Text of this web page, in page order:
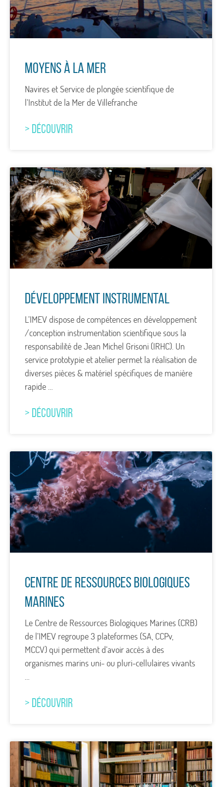
Moyens à la Mer
Navires et Service de plongée scientifique de
l’Institut de la Mer de Villefranche
> DÉCOUVRIR
Développement Instrumental
L’IMEV dispose de compétences en développement
/conception instrumentation scientifique sous la
responsabilité de Jean Michel Grisoni (IRHC). Un
service prototypie et atelier permet la réalisation de
diverses pièces & matériel spécifiques de manière
rapide …
> DÉCOUVRIR
Centre de Ressources Biologiques
Marines
Le Centre de Ressources Biologiques Marines (CRB)
de l’IMEV regroupe 3 plateformes (SA, CCPv,
MCCV) qui permettent d’avoir accès à des
organismes marins uni- ou pluri-cellulaires vivants
…
> DÉCOUVRIR